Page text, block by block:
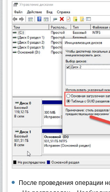
После проведения операции